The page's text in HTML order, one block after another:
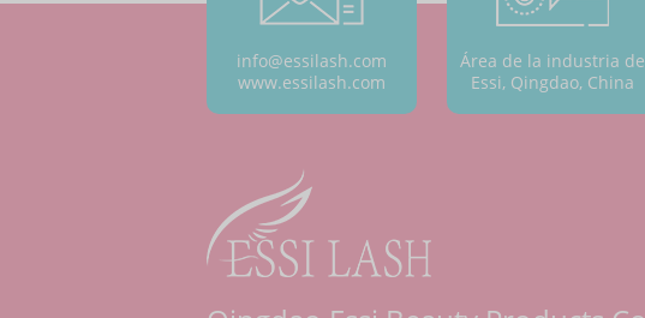
info@essilash.com
www.essilash.com
Área de la industria de
Essi, Qingdao, China